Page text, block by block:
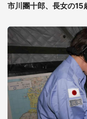
市川團十郎、長女の15